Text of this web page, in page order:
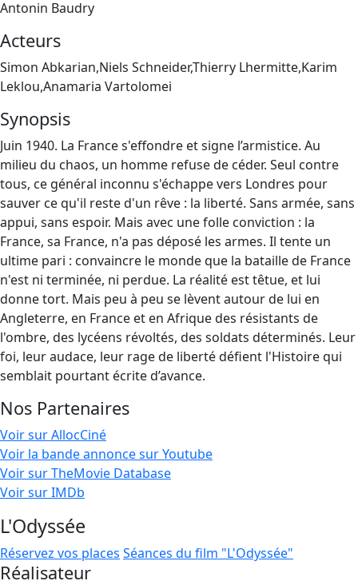
Antonin Baudry
Acteurs
Simon Abkarian,Niels Schneider,Thierry Lhermitte,Karim
Leklou,Anamaria Vartolomei
Synopsis
Juin 1940. La France s'effondre et signe l’armistice. Au
milieu du chaos, un homme refuse de céder. Seul contre
tous, ce général inconnu s'échappe vers Londres pour
sauver ce qu'il reste d'un rêve : la liberté. Sans armée, sans
appui, sans espoir. Mais avec une folle conviction : la
France, sa France, n'a pas déposé les armes. Il tente un
ultime pari : convaincre le monde que la bataille de France
n'est ni terminée, ni perdue. La réalité est têtue, et lui
donne tort. Mais peu à peu se lèvent autour de lui en
Angleterre, en France et en Afrique des résistants de
l'ombre, des lycéens révoltés, des soldats déterminés. Leur
foi, leur audace, leur rage de liberté défient l'Histoire qui
semblait pourtant écrite d’avance.
Nos Partenaires
Voir sur AllocCiné
Voir la bande annonce sur Youtube
Voir sur TheMovie Database
Voir sur IMDb
L'Odyssée
Réservez vos places Séances du film "L'Odyssée"
Réalisateur